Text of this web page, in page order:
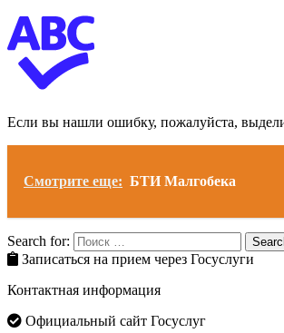
Если вы нашли ошибку, пожалуйста,
Смотрите еще: БТИ Малгобека
Search for:
Записаться на прием через Госуслуги
Контактная информация
Официальный сайт Госуслуг